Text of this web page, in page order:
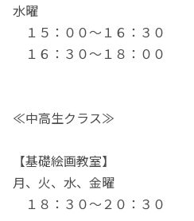
水曜
１５：００〜１６：３０
１６：３０～１８：００
≪中高生クラス≫
【基礎絵画教室】
月、火、水、金曜
１８：３０～２０：３０